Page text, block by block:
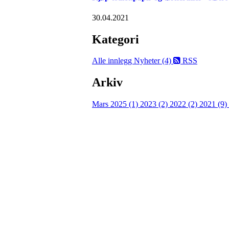
30.04.2021
Kategori
Alle innlegg Nyheter (4) RSS
Arkiv
Mars 2025 (1) 2023 (2) 2022 (2) 2021 (9)